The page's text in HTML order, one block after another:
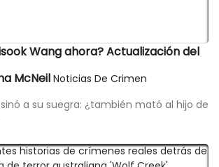
Wang ahora? Actualización del
McNeil Noticias De Crimen
a su suegra: ¿también mató al hijo de